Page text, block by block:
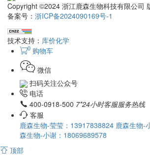
Copyright ©2024 浙江鹿森生物科技有限公司
备案号： 浙ICP备2024090169号-1
技术支持： 库价化学
0 购物车
微信
扫码关注公众号
电话
400-0918-500 7*24小时客服服务热线
客服
鹿森生物-莹莹：13917838824 鹿森生物-
森生物-小谢：18069689578
顶部